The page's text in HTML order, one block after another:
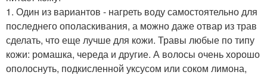
1. Один из вариантов - нагреть воду самостоятельно для
последнего ополаскивания, а можно даже отвар из трав
сделать, что еще лучше для кожи. Травы любые по типу
кожи: ромашка, череда и другие. А волосы очень хорошо
ополоснуть, подкисленной уксусом или соком лимона,